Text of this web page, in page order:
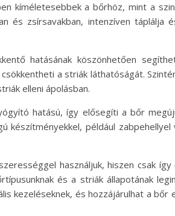
kíméletesebbek a bőrhöz, mint a
és zsírsavakban, intenzíven táplálja
hatásának köszönhetően
a striák láthatóságát.
elleni ápolásban.
hatású, így elősegíti a bőr
készítményekkel, például
használjuk, hiszen csak
és a striák állapotának
kezeléseknek, és hozzájárulhat a bőr